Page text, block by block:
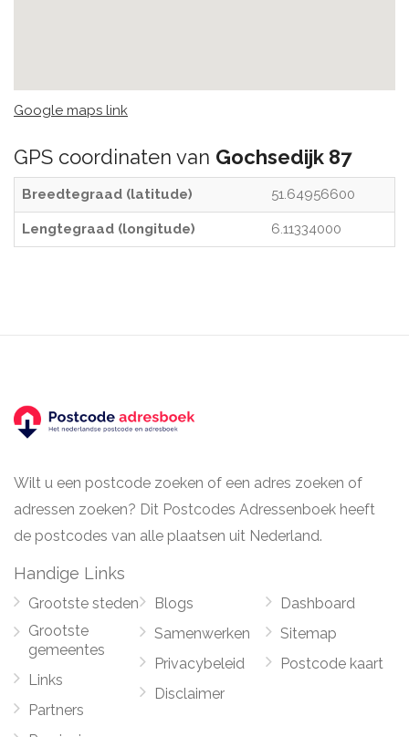
Google maps link
GPS coordinaten van Gochsedijk 87
Breedtegraad (latitude) 51.64956600
Lengtegraad (longitude) 6.11334000
Wilt u een postcode zoeken of een adres zoeken of
adressen zoeken? Dit Postcodes Adressenboek heeft
de postcodes van alle plaatsen uit Nederland.
Handige Links
Grootste steden
Grootste
gemeentes
Links
Partners
Blogs
Samenwerken
Privacybeleid
Disclaimer
Dashboard
Sitemap
Postcode kaart